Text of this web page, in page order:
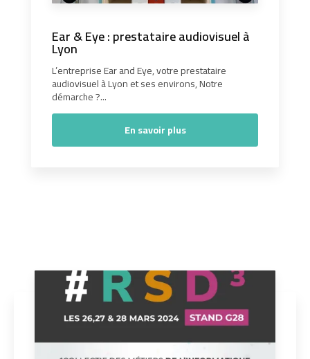
Ear & Eye : prestataire audiovisuel à
Lyon
L’entreprise Ear and Eye, votre prestataire
audiovisuel à Lyon et ses environs, Notre
démarche ?...
En savoir plus